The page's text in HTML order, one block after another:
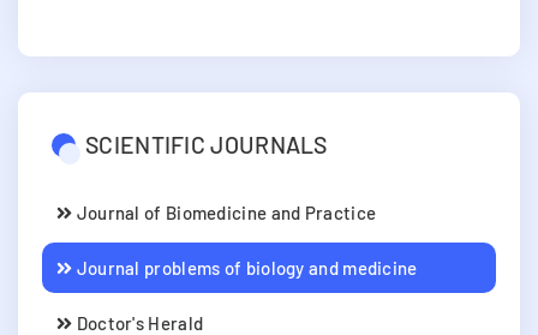
SCIENTIFIC JOURNALS
Journal of Biomedicine and Practice
Journal problems of biology and medicine
Doctor's Herald